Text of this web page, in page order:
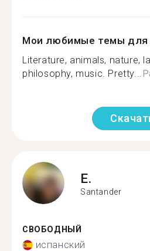
Мои любимые темы для
Literature, animals, nature,
philosophy, music. Pretty...
E.
Santander
СВОБОДНЫЙ
испанский